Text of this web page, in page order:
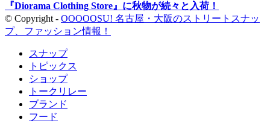
『Diorama Clothing Store』に秋物が続々と入荷！
© Copyright - OOOOOSU! 名古屋・大阪のストリートスナッ
プ、ファッション情報！
スナップ
トピックス
ショップ
トークリレー
ブランド
フード